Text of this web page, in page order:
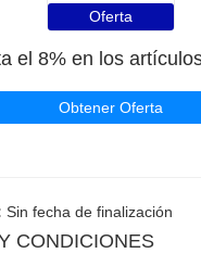
Oferta
Obtener Oferta
Sin fecha de finalización
CONDICIONES